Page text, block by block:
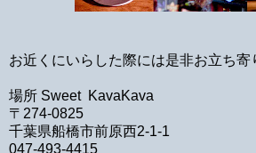
お近くにいらした際には是非お立ち寄
場所 Sweet KavaKava
〒274-0825
千葉県船橋市前原西2-1-1
047-493-4415